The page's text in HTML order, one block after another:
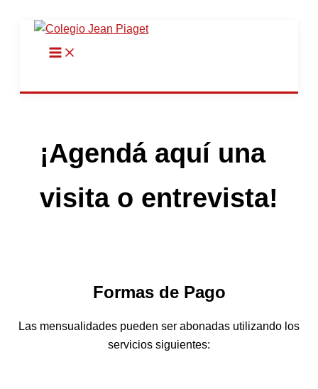
contenido
¡Agendá aquí una
visita o entrevista!
Formas de Pago
Las mensualidades pueden ser abonadas utilizando los
servicios siguientes: